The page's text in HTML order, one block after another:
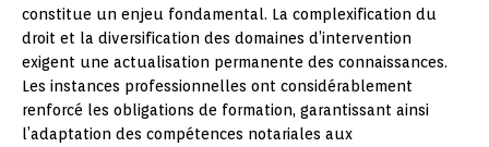
constitue un enjeu fondamental. La complexification du
droit et la diversification des domaines d’intervention
exigent une actualisation permanente des connaissances.
Les instances professionnelles ont considérablement
renforcé les obligations de formation, garantissant ainsi
l’adaptation des compétences notariales aux